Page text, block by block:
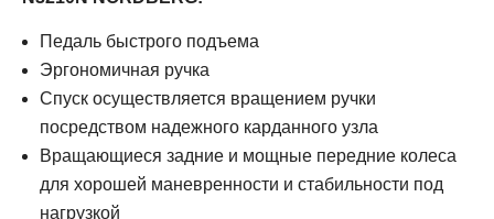
Педаль быстрого подъема
Эргономичная ручка
Спуск осуществляется вращением ручки
посредством надежного карданного узла
Вращающиеся задние и мощные передние колеса
для хорошей маневренности и стабильности под
нагрузкой